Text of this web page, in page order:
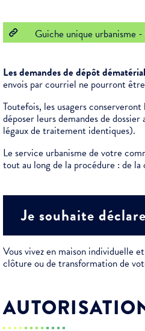
Temps libre
Solidarité
Annuaires & carte
Je suis senior
Je suis étudiant
Citoyenneté
Location de salles
Urbanisme
Guiche unique urbanisme
Les demandes de dépôt
envois par courriel ne pourront
Toutefois, les usagers
déposer leurs demandes de
légaux de traitement identiques).
Le service urbanisme de votre
tout au long de la procédure : de
Je souhaite
Vous vivez en maison individuelle
clôture ou de transformation de